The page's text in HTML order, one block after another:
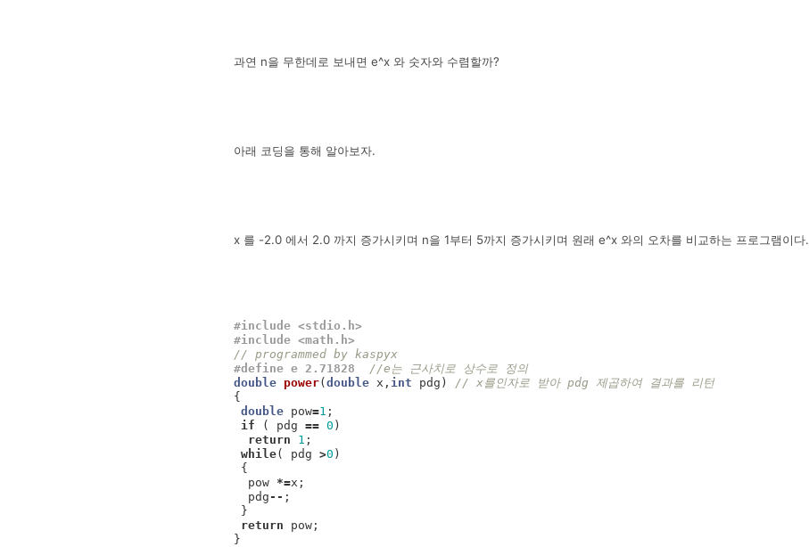
과연 n을 무한데로 보내면 e^x 와 숫자와 수렴할까?
아래 코딩을 통해 알아보자.
x 를 -2.0 에서 2.0 까지 증가시키며 n을 1부터 5까지 증가시키며 원래 e^x 와의 오차를 비교하는 프로그램이다.
#include <stdio.h>
#include <math.h>
// programmed by kaspyx
#define e 2.71828 //e는 근사치로 상수로 정의
double power( double x , int pdg )
// x를인자로 받아 pdg 제곱하여 결과를 리턴
{
double pow=1 ;
if
( pdg == 0 )
return
1 ;
while( pdg >0 )
{
pow *=x ;
pdg -- ;
}
return
pow ;
}